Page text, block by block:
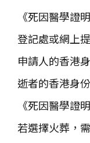
《死因醫學證
登記處或網上
申請人的香港
逝者的香港身
《死因醫學證
若選擇火葬，